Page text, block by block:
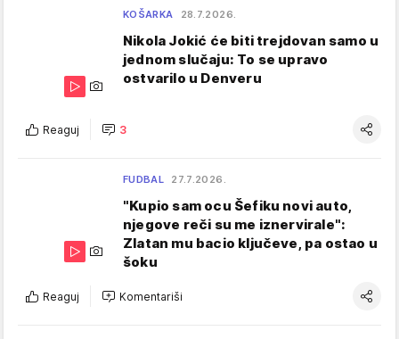
KOŠARKA 28.7.2026.
Nikola Jokić će biti trejdovan samo u
jednom slučaju: To se upravo
ostvarilo u Denveru
Reaguj 3
FUDBAL 27.7.2026.
"Kupio sam ocu Šefiku novi auto,
njegove reči su me iznervirale":
Zlatan mu bacio ključeve, pa ostao u
šoku
Reaguj Komentariši